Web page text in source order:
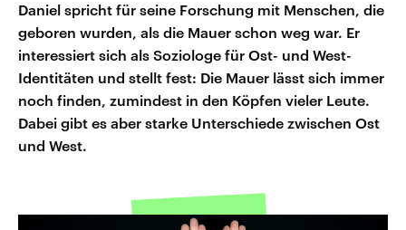
Daniel spricht für seine Forschung mit Menschen, die
geboren wurden, als die Mauer schon weg war. Er
interessiert sich als Soziologe für Ost- und West-
Identitäten und stellt fest: Die Mauer lässt sich immer
noch finden, zumindest in den Köpfen vieler Leute.
Dabei gibt es aber starke Unterschiede zwischen Ost
und West.